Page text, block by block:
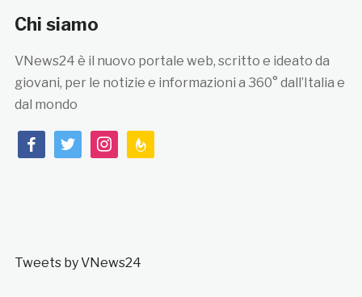
Chi siamo
VNews24 è il nuovo portale web, scritto e ideato da
giovani, per le notizie e informazioni a 360° dall’Italia e
dal mondo
facebooktwitterinstagramfeedburner
Tweets by VNews24